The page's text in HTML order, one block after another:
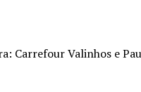
Carrefour Valinhos e